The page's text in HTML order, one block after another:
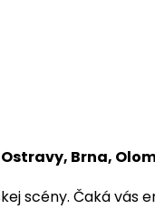
Ostravy, Brna,
scény. Čaká vás